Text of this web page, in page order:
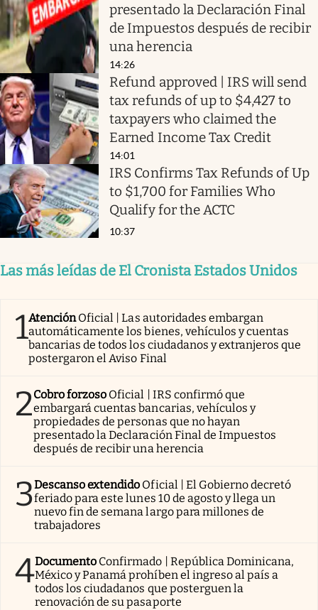
presentado la Declaración Final
de Impuestos después de recibir
una herencia
14:26
Refund approved | IRS will send
tax refunds of up to $4,427 to
taxpayers who claimed the
Earned Income Tax Credit
14:01
IRS Confirms Tax Refunds of Up
to $1,700 for Families Who
Qualify for the ACTC
10:37
Las más leídas de El Cronista Estados Unidos
1AtenciónOficial | Las autoridades embargan
automáticamente los bienes, vehículos y cuentas
bancarias de todos los ciudadanos y extranjeros que
postergaron el Aviso Final
2Cobro forzoso Oficial | IRS confirmó que
embargará cuentas bancarias, vehículos y
propiedades de personas que no hayan
presentado la Declaración Final de Impuestos
después de recibir una herencia
3Descanso extendido Oficial | El Gobierno decretó
feriado para este lunes 10 de agosto y llega un
nuevo fin de semana largo para millones de
trabajadores
4Documento Confirmado | República Dominicana,
México y Panamá prohíben el ingreso al país a
todos los ciudadanos que posterguen la
renovación de su pasaporte